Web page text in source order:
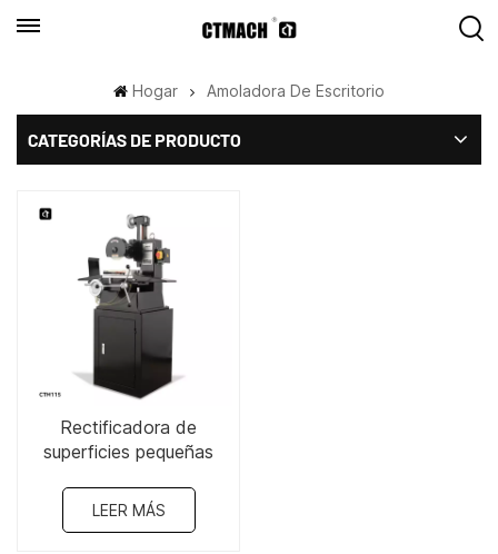
Hogar Amoladora De Escritorio
CATEGORÍAS DE PRODUCTO
Rectificadora de
superficies pequeñas
LEER MÁS